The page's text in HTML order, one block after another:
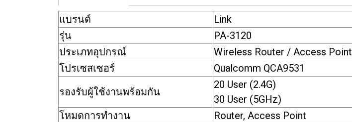
แบรนด์
Link
รุ่น
PA-3120
ประเภทอุปกรณ์
Wireless Router / Access Point
โปรเซสเซอร์
Qualcomm QCA9531
รองรับผู้ใช้งานพร้อมกัน
20 User (2.4G)
30 User (5GHz)
โหมดการทำงาน
Router, Access Point